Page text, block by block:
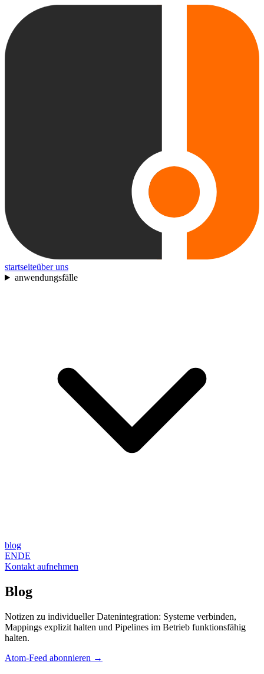
startseiteüber uns
anwendungsfälle
blog
ENDE
Kontakt aufnehmen
Blog
Notizen zu individueller Datenintegration: Systeme verbinden,
Mappings explizit halten und Pipelines im Betrieb funktionsfähig
halten.
Atom-Feed abonnieren →